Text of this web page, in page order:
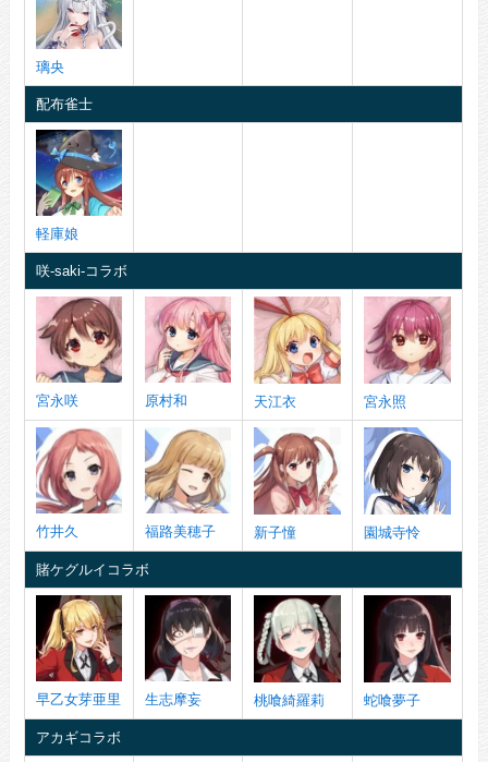
璃央
配布雀士
軽庫娘
咲-saki-コラボ
宮永咲 原村和 天江衣 宮永照
竹井久 福路美穂子 新子憧 園城寺怜
賭ケグルイコラボ
早乙女芽亜里 生志摩妄 桃喰綺羅莉 蛇喰夢子
アカギコラボ